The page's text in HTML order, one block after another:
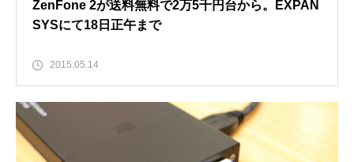
ZenFone 2が送料無料で2万5千円台から。EXPAN
SYSにて18日正午まで
2015.05.14